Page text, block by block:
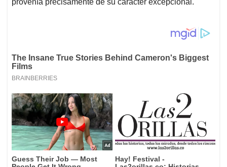
provenía precisamente de su carácter excepcional.